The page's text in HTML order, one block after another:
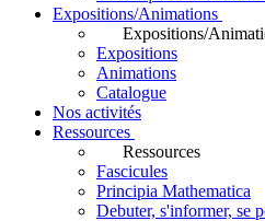
Expositions/Animations
Expositions/
Expositions
Animations
Catalogue
Nos activités
Ressources
Ressources
Fascicules
Principia Mathematica
Debuter, s'informer, se